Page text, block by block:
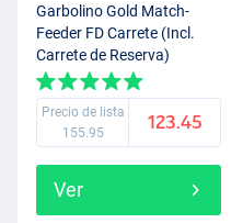
Garbolino Gold Match-
Feeder FD Carrete (Incl.
Carrete de Reserva)
Precio de lista
155.95
123.45
Ver